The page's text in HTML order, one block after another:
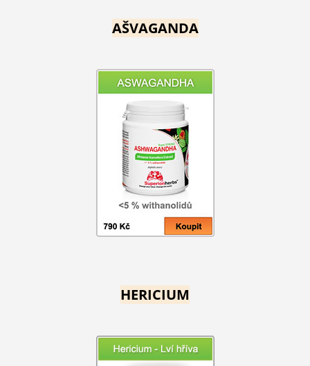
AŠVAGANDA
HERICIUM